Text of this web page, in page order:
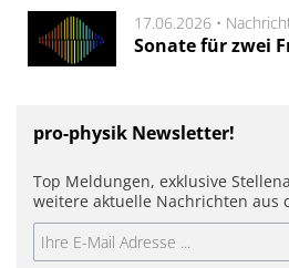
17.06.2026 •
Sonate für zwei
pro-physik Newsletter!
Top Meldungen, exklusive
weitere aktuelle Nachrichten aus